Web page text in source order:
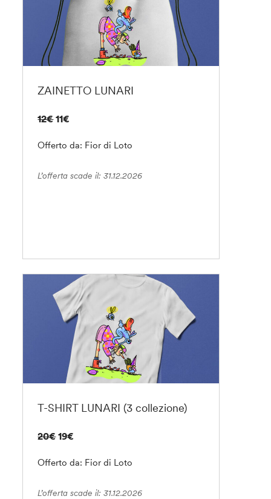
ZAINETTO LUNARI
12€ 11€
Offerto da: Fior di Loto
L’offerta scade il: 31.12.2026
T-SHIRT LUNARI (3 collezione)
20€ 19€
Offerto da: Fior di Loto
L’offerta scade il: 31.12.2026